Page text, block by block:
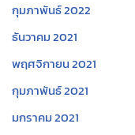
กุมภาพันธ์ 2022
ธันวาคม 2021
พฤศจิกายน 2021
กุมภาพันธ์ 2021
มกราคม 2021